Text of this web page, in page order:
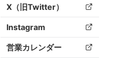
X（旧Twitter）
Instagram
営業カレンダー